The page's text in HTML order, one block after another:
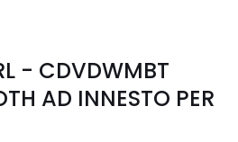
- CDVDWMBT
AD INNESTO PER